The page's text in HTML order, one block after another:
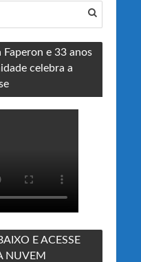
Faperon e 33 anos
celebra a
E ACESSE
NUVEM